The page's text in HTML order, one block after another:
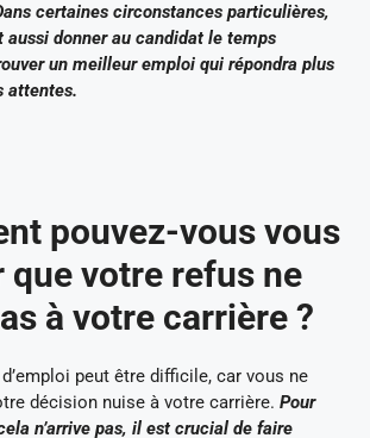
certaines circonstances particulières,
aussi donner au candidat le temps
un meilleur emploi qui répondra plus
attentes.
pouvez-vous vous
que votre refus ne
à votre carrière ?
peut être difficile, car vous ne
décision nuise à votre carrière. Pour
n’arrive pas, il est crucial de faire